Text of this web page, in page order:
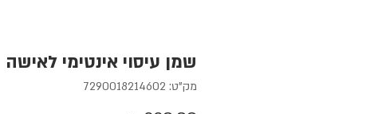
שמן עיסוי אינטימי לאישה
מק"ט: 7290018214602